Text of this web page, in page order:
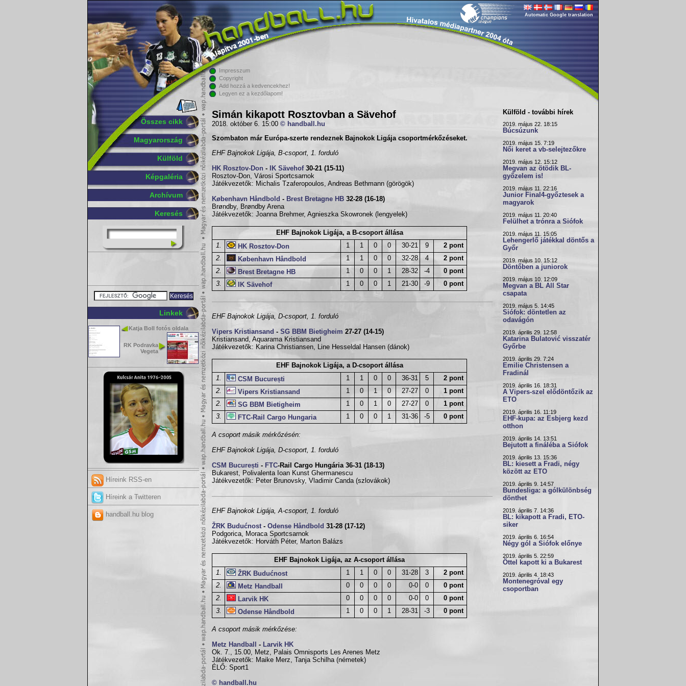
Összes cikk
Magyarország
Külföld
Képgaléria
Archívum
Keresés
Linkek
Katja Boll fotós oldala
RK Podravka
Vegeta
Híreink RSS-en
Híreink a Twitteren
handball.hu blog
Automatic Google translation
Impresszum
Copyright
Add hozzá a kedvencekhez!
Legyen ez a kezdőlapom!
Simán kikapott Rosztovban a Sävehof
2018. október 6. 15:00 © handball.hu
Szombaton már Európa-szerte rendeznek Bajnokok Ligája csoportmérkőzéseket.
EHF Bajnokok Ligája, B-csoport, 1. forduló
HK Rosztov-Don - IK Sävehof30-21 (15-11)
Rosztov-Don, Városi Sportcsarnok
Játékvezetők: Michalis Tzaferopoulos, Andreas Bethmann (görögök)
København Håndbold - Brest Bretagne HB 32-28 (16-18)
Brøndby, Brøndby Arena
Játékvezetők: Joanna Brehmer, Agnieszka Skowronek (lengyelek)
EHF Bajnokok Ligája, a B-csoport állása
1.
HK Rosztov-Don 1 1 0 0 30-21 9
2 pont
2.
København Håndbold 1 1 0 0 32-28 4
2 pont
2.
Brest Bretagne HB 1 0 0 1 28-32 -4
0 pont
3.
IK Sävehof 1 0 0 1 21-30 -9 0 pont
EHF Bajnokok Ligája, D-csoport, 1. forduló
Vipers Kristiansand - SG BBM Bietigheim 27-27 (14-15)
Kristiansand, Aquarama Kristiansand
Játékvezetők: Karina Christiansen, Line Hesseldal Hansen (dánok)
EHF Bajnokok Ligája, a D-csoport állása
1.
CSM București 1 1 0 0 36-31 5
2 pont
2.
Vipers Kristiansand 1 0 1 0 27-27 0
1 pont
2.
SG BBM Bietigheim 1 0 1 0 27-27 0
1 pont
3.
FTC-Rail Cargo Hungaria 1 0 0 1 31-36 -5 0 pont
A csoport másik mérkőzésén:
EHF Bajnokok Ligája, D-csoport, 1. forduló
CSM București - FTC-Rail Cargo Hungária 36-31 (18-13)
Bukarest, Polivalenta Ioan Kunst Ghermanescu
Játékvezetők: Peter Brunovsky, Vladimir Canda (szlovákok)
EHF Bajnokok Ligája, A-csoport, 1. forduló
ŽRK Budućnost- Odense Håndbold 31-28 (17-12)
Podgorica, Moraca Sportcsarnok
Játékvezetők: Horváth Péter, Marton Balázs
EHF Bajnokok Ligája, az A-csoport állása
1.
ŽRK Budućnost 1 1 0 0 31-28 3
2 pont
2.
Metz Handball 0 0 0 0 0-0 0
0 pont
2.
Larvik HK 0 0 0 0 0-0 0
0 pont
3.
Odense Håndbold 1 0 0 1 28-31 -3 0 pont
A csoport másik mérkőzése:
Metz Handball - Larvik HK
Ok. 7., 15.00, Metz, Palais Omnisports Les Arenes Metz
Játékvezetők: Maike Merz, Tanja Schilha (németek)
ÉLŐ: Sport1
© handball.hu
Külföld - további hírek
2019. május 22. 18:15
Búcsúzunk
2019. május 15. 7:19
Női keret a vb-selejtezőkre
2019. május 12. 15:12
Megvan az ötödik BL-
győzelem is!
2019. május 11. 22:16
Junior Final4-győztesek a
magyarok
2019. május 11. 20:40
Felülhet a trónra a Siófok
2019. május 11. 15:05
Lehengerlő játékkal döntős a
Győr
2019. május 10. 15:12
Döntőben a juniorok
2019. május 10. 12:09
Megvan a BL All Star
csapata
2019. május 5. 14:45
Siófok: döntetlen az
odavágón
2019. április 29. 12:58
Katarina Bulatović visszatér
Győrbe
2019. április 29. 7:24
Emilie Christensen a
Fradinál
2019. április 16. 18:31
A Vipers-szel elődöntőzik az
ETO
2019. április 16. 11:19
EHF-kupa: az Esbjerg kezd
otthon
2019. április 14. 13:51
Bejutott a fináléba a Siófok
2019. április 13. 15:36
BL: kiesett a Fradi, négy
között az ETO
2019. április 9. 14:57
Bundesliga: a gólkülönbség
dönthet
2019. április 7. 14:36
BL: kikapott a Fradi, ETO-
siker
2019. április 6. 16:54
Négy gól a Siófok előnye
2019. április 5. 22:59
Öttel kapott ki a Bukarest
2019. április 4. 18:43
Montenegróval egy
csoportban